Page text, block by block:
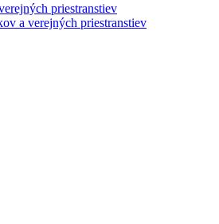
priestranstiev
a verejných priestranstiev